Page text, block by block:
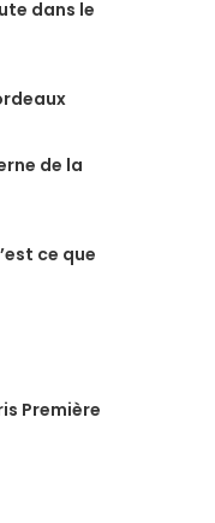
dans le
de la
ce que
Première